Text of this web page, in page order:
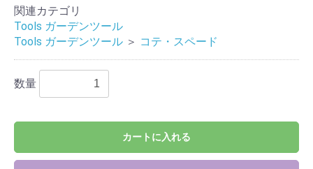
関連カテゴリ
Tools ガーデンツール
Tools ガーデンツール ＞ コテ・スペード
数量
カートに入れる